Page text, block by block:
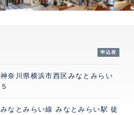
申込有
神奈川県横浜市西区みなとみらい
５
みなとみらい線 みなとみらい駅 徒